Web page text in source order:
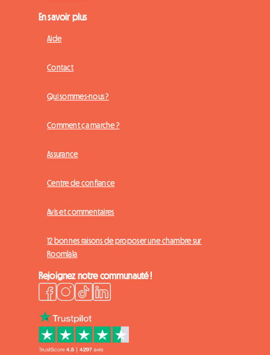
En savoir plus
Aide
Contact
Qui sommes-nous ?
Comment ça marche ?
Assurance
Centre de confiance
Avis et commentaires
12 bonnes raisons de proposer une chambre sur
Roomlala
Rejoignez notre communauté !